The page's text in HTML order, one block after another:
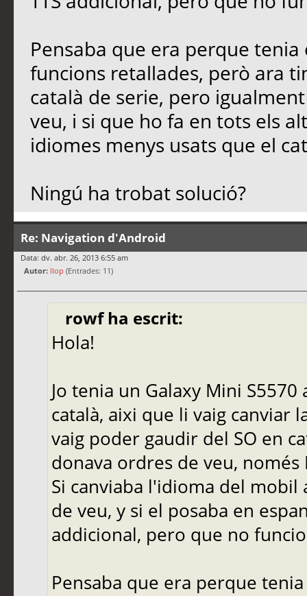
Pensaba que era perque
funcions retallades, però ara
català de serie, pero
veu, i si que ho fa en tots els
idiomes menys usats que el
Ningú ha trobat solució?
Re: Navigation d'Android
Data: dv. abr. 26, 2013 6:55 am
Autor: llop (Entrades: 11)
rowf ha escrit:
Hola!
Jo tenia un Galaxy Mini
català, aixi que li vaig canviar
vaig poder gaudir del SO en
donava ordres de veu, només
Si canviaba l'idioma del mobil
de veu, y si el posaba en
addicional, pero que no
Pensaba que era perque